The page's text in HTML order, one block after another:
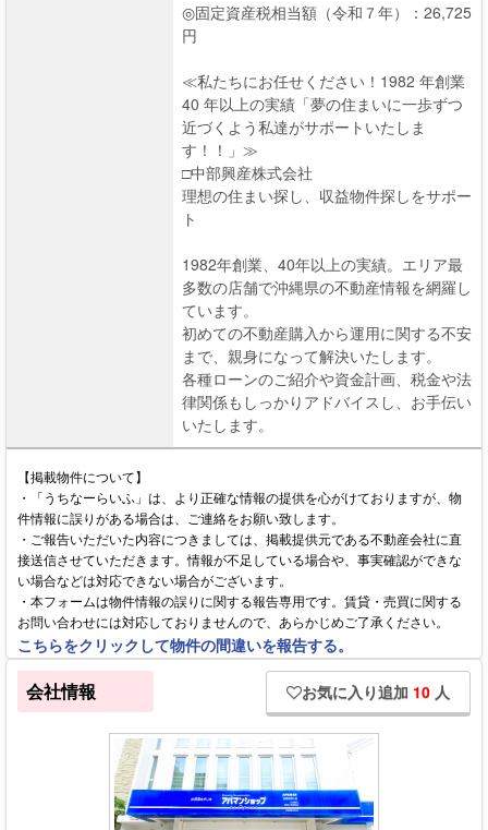
◎固定資産税相当額（令和７年）：26,725
円
≪私たちにお任せください！1982 年創業
40 年以上の実績「夢の住まいに一歩ずつ
近づくよう私達がサポートいたしま
す！！」≫
□中部興産株式会社
理想の住まい探し、収益物件探しをサポー
ト
1982年創業、40年以上の実績。エリア最
多数の店舗で沖縄県の不動産情報を網羅し
ています。
初めての不動産購入から運用に関する不安
まで、親身になって解決いたします。
各種ローンのご紹介や資金計画、税金や法
律関係もしっかりアドバイスし、お手伝い
いたします。
【掲載物件について】
・「うちなーらいふ」は、より正確な情報の提供を心がけておりますが、物
件情報に誤りがある場合は、ご連絡をお願い致します。
・ご報告いただいた内容につきましては、掲載提供元である不動産会社に直
接送信させていただきます。情報が不足している場合や、事実確認ができな
い場合などは対応できない場合がございます。
・本フォームは物件情報の誤りに関する報告専用です。賃貸・売買に関する
お問い合わせには対応しておりませんので、あらかじめご了承ください。
こちらをクリックして物件の間違いを報告する。
会社情報 お気に入り追加 10 人